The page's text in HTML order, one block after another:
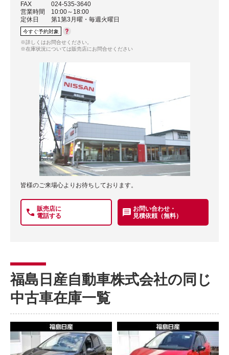
FAX
024-535-3640
営業時間
10:00～18:00
定休日
第1第3月曜・毎週火曜日
今すぐ予約対象
※詳しくはお問合せください。
※在庫状況については販売店にお問合せください
皆様のご来場心よりお待ちしております。
販売店に
電話する
お問い合わせ・
見積依頼（無料）
福島日産自動車株式会社の同じ
中古車在庫一覧